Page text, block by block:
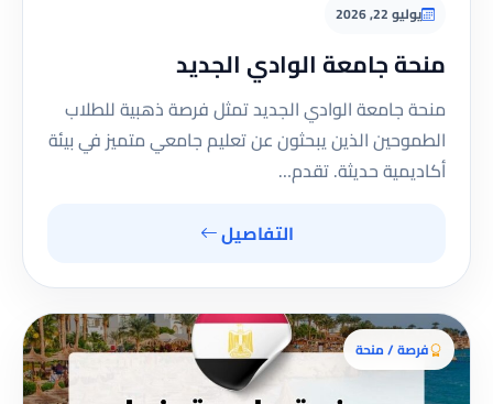
يوليو 22, 2026
منحة جامعة الوادي الجديد
منحة جامعة الوادي الجديد تمثل فرصة ذهبية للطلاب
الطموحين الذين يبحثون عن تعليم جامعي متميز في بيئة
أكاديمية حديثة. تقدم…
التفاصيل
فرصة / منحة